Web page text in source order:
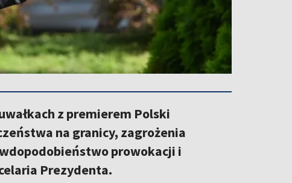
z premierem Polski
na granicy, zagrożenia
prowokacji i
Prezydenta.